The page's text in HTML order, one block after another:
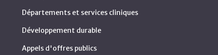
Départements et services cliniques
Développement durable
Appels d'offres publics